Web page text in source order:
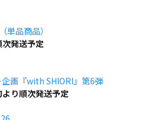
単品商品）
発送予定
画『with SHIORI』第6弾
り順次発送予定